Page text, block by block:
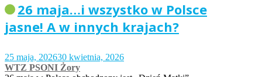
26 maja…i wszystko w Polsce
jasne! A w innych krajach?
25 maja, 202630 kwietnia, 2026
WTZ PSONI Żory